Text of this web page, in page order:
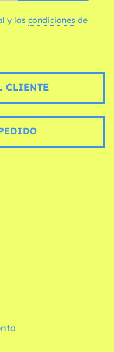
y las condiciones
CLIENTE